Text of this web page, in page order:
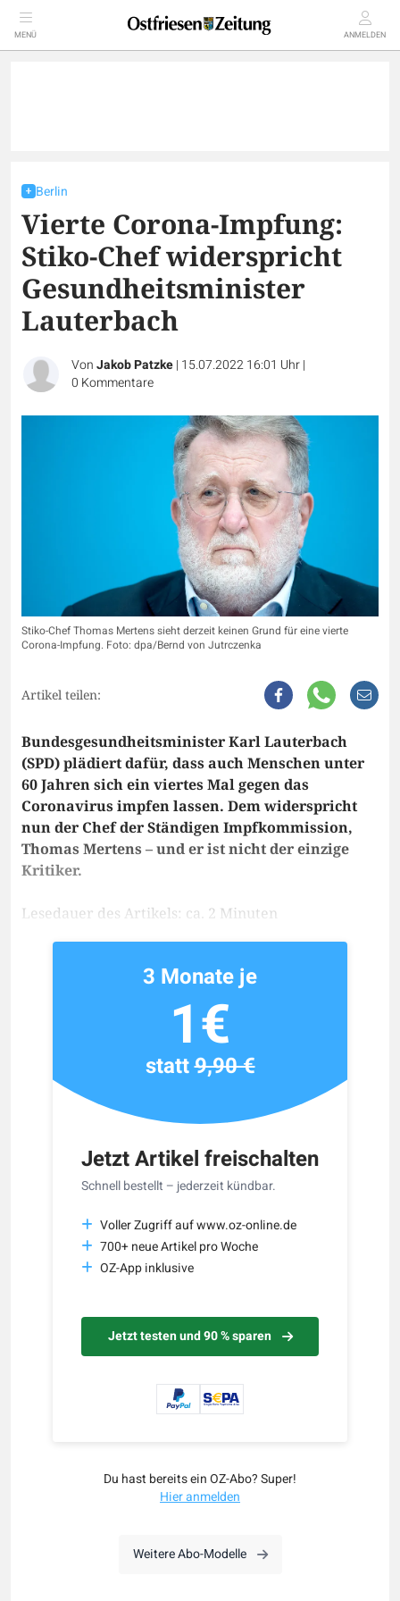
MENÜ ANMELDEN
Berlin
Vierte Corona-Impfung:
Stiko-Chef widerspricht
Gesundheitsminister
Lauterbach
VonJakob Patzke| 15.07.2022 16:01 Uhr|
0 Kommentare
Stiko-Chef Thomas Mertens sieht derzeit keinen Grund für eine vierte
Corona-Impfung. Foto: dpa/Bernd von Jutrczenka
Artikel teilen:
Bundesgesundheitsminister Karl Lauterbach
(SPD) plädiert dafür, dass auch Menschen unter
60 Jahren sich ein viertes Mal gegen das
Coronavirus impfen lassen. Dem widerspricht
nun der Chef der Ständigen Impfkommission,
Thomas Mertens – und er ist nicht der einzige
Kritiker.
Lesedauer des Artikels: ca. 2 Minuten
Jetzt Artikel freischalten
Schnell bestellt – jederzeit kündbar.
Voller Zugriff auf www.oz-online.de
700+ neue Artikel pro Woche
OZ-App inklusive
Jetzt testen und 90 % sparen
3 Monate je
1€
statt9,90 €
Du hast bereits ein OZ-Abo? Super!
Hier anmelden
Weitere Abo-Modelle